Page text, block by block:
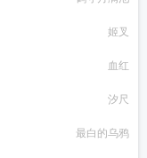
姬叉
血红
汐尺
最白的乌鸦